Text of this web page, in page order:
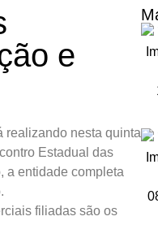
e
realizando nesta quinta
Estadual das
a entidade completa
filiadas são os